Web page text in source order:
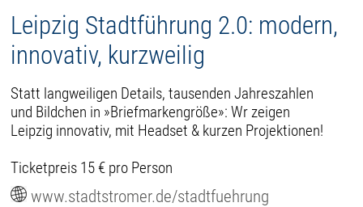
Leipzig Stadtführung 2.0: modern,
innovativ, kurzweilig
Statt langweiligen Details, tausenden Jahreszahlen
und Bildchen in »Briefmarkengröße»: Wr zeigen
Leipzig innovativ, mit Headset & kurzen Projektionen!
Ticketpreis 15 € pro Person
www.stadtstromer.de/stadtfuehrung